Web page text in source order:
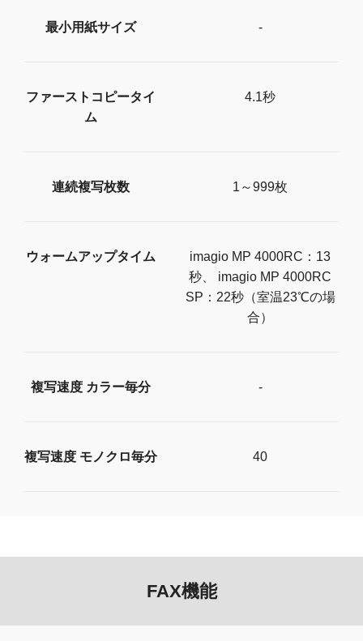
最小用紙サイズ -
ファーストコピータイ
ム
4.1秒
連続複写枚数 1～999枚
ウォームアップタイム
imagio MP 4000RC：13
秒、 imagio MP 4000RC
SP：22秒（室温23℃の場
合）
複写速度 カラー毎分 -
複写速度 モノクロ毎分 40
FAX機能